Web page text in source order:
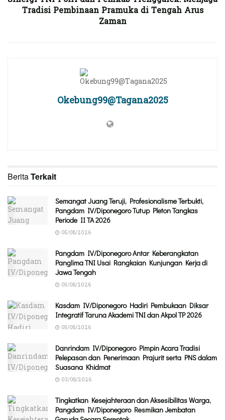
Tradisi Pembinaan Pramuka di Tengah Arus
Zaman
Okebung99@Tagana2025
BeritaTerkait
Semangat Juang Teruji, Profesionalisme Terbukti,
Pangdam IV/Diponegoro Tutup Pleton Tangkas
Periode II TA 2026
05/08/2026
Pangdam IV/Diponegoro Antar Keberangkatan
Panglima TNI Usai Rangkaian Kunjungan Kerja di
Jawa Tengah
05/08/2026
Kasdam IV/Diponegoro Hadiri Pembukaan Diksar
Integratif Taruna Akademi TNI dan Akpol TP 2026
05/08/2026
Danrindam IV/Diponegoro Pimpin Acara Tradisi
Pelepasan dan Penerimaan Prajurit serta PNS dalam
Suasana Khidmat
03/08/2026
Tingkatkan Kesejahteraan dan Aksesibilitas Warga,
Pangdam IV/Diponegoro Resmikan Jembatan